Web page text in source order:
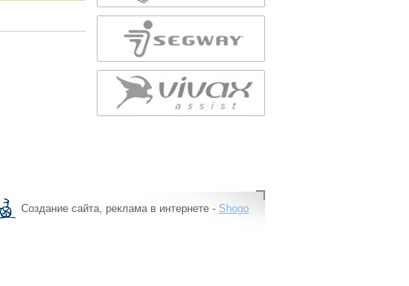
Создание сайта, реклама в интернете - Shogo